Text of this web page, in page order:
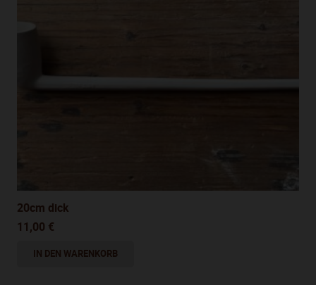
20cm dick
11,00 €
IN DEN WARENKORB